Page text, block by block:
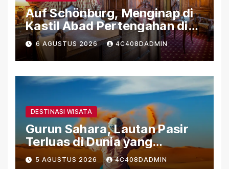
Auf Schönburg, Menginap di
Kastil Abad Pertengahan di
Tepi Sungai Rhein
6 AGUSTUS 2026 4C408DADMIN
DESTINASI WISATA
Gurun Sahara, Lautan Pasir
Terluas di Dunia yang
Menyimpan Kehidupan dan
5 AGUSTUS 2026 4C408DADMIN